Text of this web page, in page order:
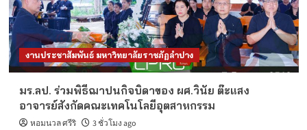
งานประชาสัมพันธ์ มหาวิทยาลัยราชภัฏลำปาง
มร.ลป. ร่วมพิธีฌาปนกิจบิดาของ ผศ.วินัย ต๊ะแสง
อาจารย์สังกัดคณะเทคโนโลยีอุตสาหกรรม
หอมนวล ศรีริ 3 ชั่วโมง ago